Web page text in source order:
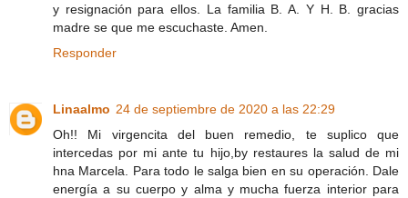
y resignación para ellos. La familia B. A. Y H. B. gracias
madre se que me escuchaste. Amen.
Responder
Linaalmo 24 de septiembre de 2020 a las 22:29
Oh!! Mi virgencita del buen remedio, te suplico que
intercedas por mi ante tu hijo,by restaures la salud de mi
hna Marcela. Para todo le salga bien en su operación. Dale
energía a su cuerpo y alma y mucha fuerza interior para